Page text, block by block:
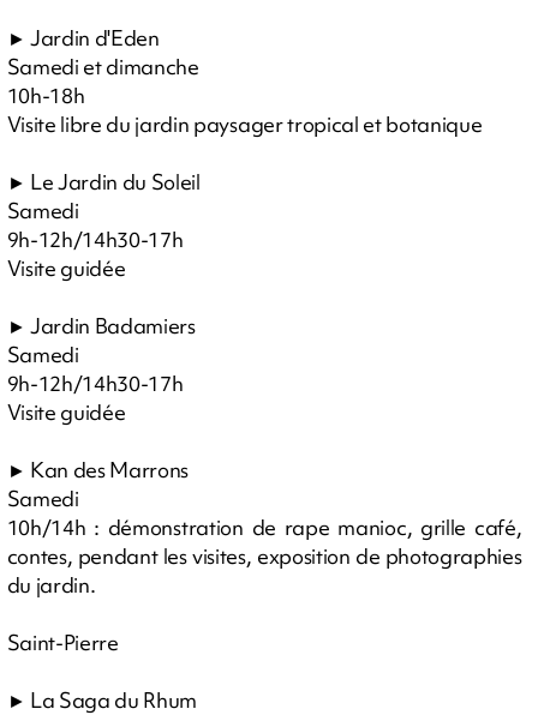
► Jardin d'Eden
Samedi et dimanche
10h-18h
Visite libre du jardin paysager tropical et botanique
► Le Jardin du Soleil
Samedi
9h-12h/14h30-17h
Visite guidée
► Jardin Badamiers
Samedi
9h-12h/14h30-17h
Visite guidée
► Kan des Marrons
Samedi
10h/14h : démonstration de rape manioc, grille café,
contes, pendant les visites, exposition de photographies
du jardin.
Saint-Pierre
► La Saga du Rhum